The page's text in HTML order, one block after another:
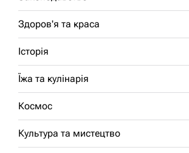
Здоров'я та краса
Історія
Їжа та кулінарія
Космос
Культура та мистецтво